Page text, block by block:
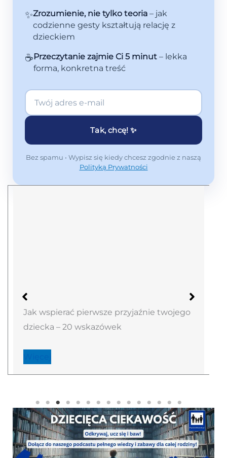
✨Zrozumienie, nie tylko teoria– jak
codzienne gesty kształtują relację z
dzieckiem
☕Przeczytanie zajmie Ci 5 minut– lekka
forma, konkretna treść
Tak, chcę! ✨
Bez spamu • Wypisz się kiedy chcesz zgodnie z naszą
Polityką Prywatności
Jak wspierać pierwsze przyjaźnie twojego
dziecka – 20 wskazówek